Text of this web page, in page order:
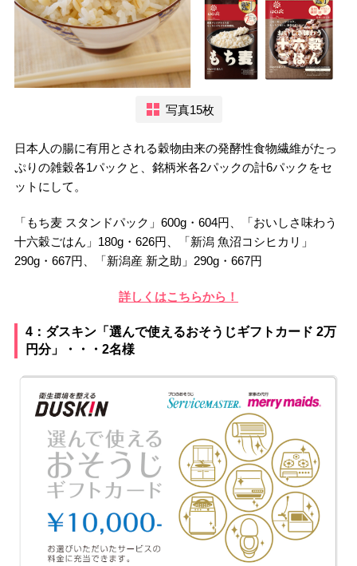
写真15枚
日本人の腸に有用とされる穀物由来の発酵性食物繊維がたっ
ぷりの雑穀各1パックと、銘柄米各2パックの計6パックをセ
ットにして。
「もち麦 スタンドパック」600g・604円、「おいしさ味わう
十六穀ごはん」180g・626円、「新潟 魚沼コシヒカリ」
290g・667円、「新潟産 新之助」290g・667円
詳しくはこちらから！
4：ダスキン「選んで使えるおそうじギフトカード 2万
円分」・・・2名様